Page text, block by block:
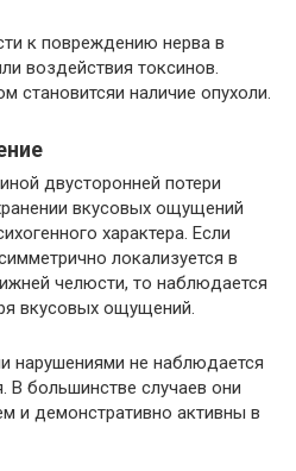
к повреждению нерва в
воздействия токсинов.
наличие опухоли.
двусторонней потери
вкусовых ощущений
характера. Если
локализуется в
челюсти, то наблюдается
вкусовых ощущений.
нарушениями не наблюдается
В большинстве случаев они
и демонстративно активны в